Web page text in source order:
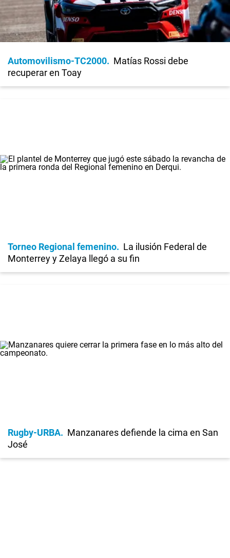
Automovilismo-TC2000
Matías Rossi debe
recuperar en Toay
Torneo Regional femenino
La ilusión Federal de
Monterrey y Zelaya llegó a su fin
Rugby-URBA
Manzanares defiende la cima en San
José